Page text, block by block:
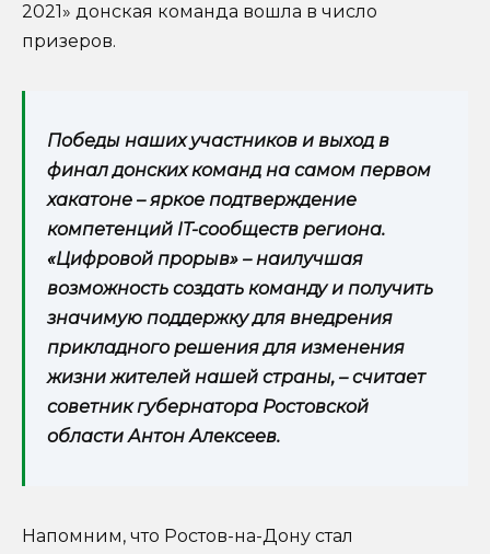
2021» донская команда вошла в число
призеров.
Победы наших участников и выход в
финал донских команд на самом первом
хакатоне – яркое подтверждение
компетенций IT-сообществ региона.
«Цифровой прорыв» – наилучшая
возможность создать команду и получить
значимую поддержку для внедрения
прикладного решения для изменения
жизни жителей нашей страны, – считает
советник губернатора Ростовской
области Антон Алексеев.
Напомним, что Ростов-на-Дону стал